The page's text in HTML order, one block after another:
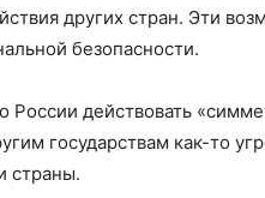
других стран. Эти
безопасности.
России действовать
государствам как-то
страны.